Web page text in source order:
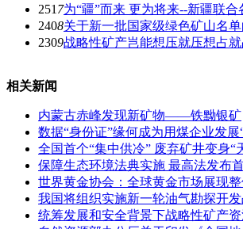
251 7为“疆”而来 更为将来--新疆联
2408关于新一批国家级绿色矿山名
2309战略性矿产岂能想压就压想占就
相关新闻
内蒙古赤峰发现新矿物——铁黝银矿
数据“身份证”缘何成为用煤企业发展
全国首个“集中供冷” 废弃矿井变身“
保障生态环境法典实施 最高法发布
世界黄金协会：全球黄金市场展现
我国将组织实施新一轮油气勘探开
统筹发展和安全背景下战略性矿产